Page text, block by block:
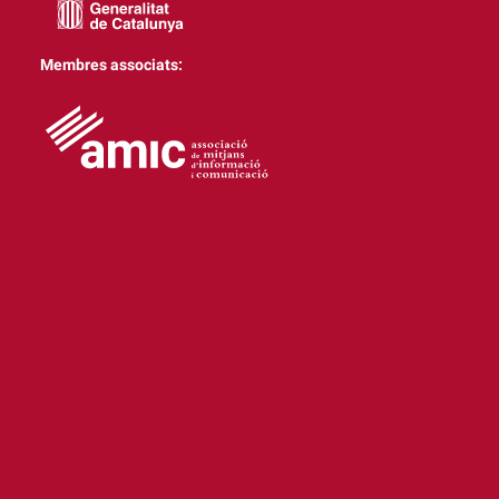
Membres associats: